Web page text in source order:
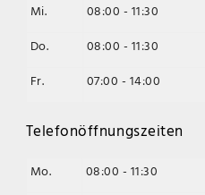
Mi.
08:00 - 11:30
Do.
08:00 - 11:30
Fr.
07:00 - 14:00
Telefonöffnungszeiten
Mo. 08:00 - 11:30